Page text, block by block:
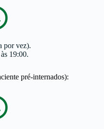
por vez).
19:00.
pré-internados):